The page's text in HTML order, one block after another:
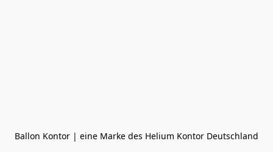
Ballon Kontor | eine Marke des Helium Kontor Deutschland